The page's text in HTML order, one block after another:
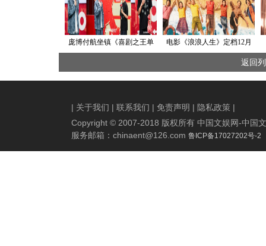
庞博付航坐镇《喜剧之王单
锁爆笑新密码
电影《浪浪人生》定档12月
31日 黄渤范丞丞殷桃李嘉琦
刘雪华笑对人生放肆浪
返回
| 关于我们 | 联系我们 | 免责声明 | 隐私政策 |
Copyright © 2007-2018 版权所有 中国文娱网-中国
服务邮箱： chinaent@126.com 鲁ICP备17027202号-2